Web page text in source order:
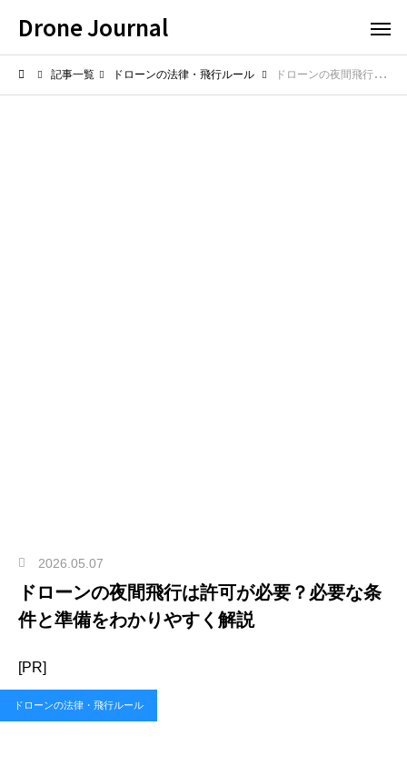
Drone Journal
記事一覧 ドローンの法律・飛行ルール ドローンの夜間飛行は許可が必要？必要な条件と準備をわかりやすく解説
2026.05.07
ドローンの夜間飛行は許可が必要？必要な条
件と準備をわかりやすく解説
[PR]
ドローンの法律・飛行ルール